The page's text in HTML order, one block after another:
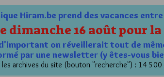
Hiram.be prend des vacances
dimanche 16 août pour
on réveillerait tout de
par une newsletter (y êtes-vous
archives du site (bouton "recherche") : 14